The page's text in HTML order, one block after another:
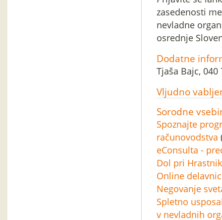
zasedenosti
nevladne
osrednje
Dodatne
Tjaša Bajc,
Vljudno
Sorodne
Spoznajte
računovodstva
eConsulta -
Dol pri
Online
Negovanje
Spletno
v nevladnih